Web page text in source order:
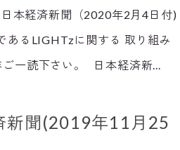
本経済新聞（2020年2月4日付)
あるLIGHTzに関する 取り組み
一読下さい。 日本経済新...
新聞(2019年11月25